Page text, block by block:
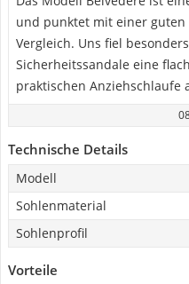
und punktet mit einer
Vergleich. Uns fiel
Sicherheitssandale eine
praktischen Anziehschlaufe
Technische Details
Modell
Sohlenmaterial
Sohlenprofil
Vorteile